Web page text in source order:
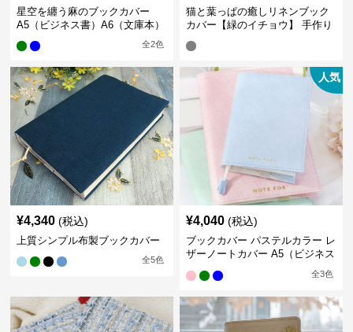
星空を纏う麻のブックカバー
A5（ビジネス書）A6（文庫本）
全2色
猫と葉っぱの癒しリネンブック
カバー【緑のイチョウ】 手作り
¥4,340 (税込)
上質シンプル布製ブックカバー
全5色
人気
¥4,040 (税込)
ブックカバー パステルカラー レ
ザーノートカバー A5（ビジネス
全3色